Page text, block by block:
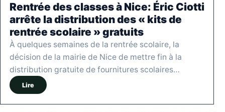
Rentrée des classes à Nice: Éric Ciotti
arrête la distribution des « kits de
rentrée scolaire » gratuits
À quelques semaines de la rentrée scolaire, la
décision de la mairie de Nice de mettre fin à la
distribution gratuite de fournitures scolaires…
Lire